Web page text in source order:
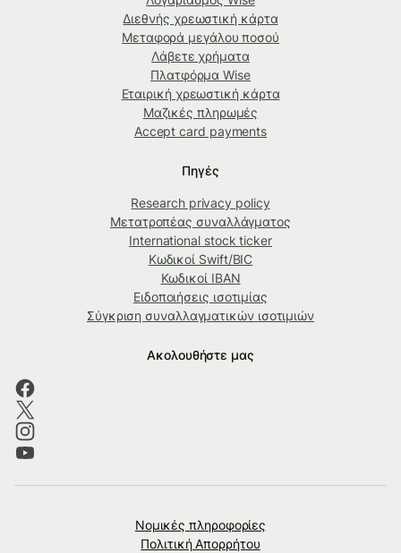
Διεθνής χρεωστική κάρτα
Μεταφορά μεγάλου ποσού
Λάβετε χρήματα
Πλατφόρμα Wise
Εταιρική χρεωστική κάρτα
Μαζικές πληρωμές
Accept card payments
Πηγές
Research privacy policy
Μετατροπέας συναλλάγματος
International stock ticker
Κωδικοί Swift/BIC
Κωδικοί IBAN
Ειδοποιήσεις ισοτιμίας
Σύγκριση συναλλαγματικών ισοτιμιών
Ακολουθήστε μας
Νομικές πληροφορίες
Πολιτική Απορρήτου